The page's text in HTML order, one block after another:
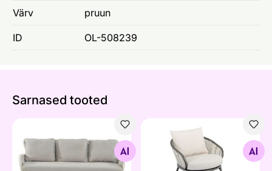
Värv pruun
ID OL-508239
Sarnased tooted
Aiadiivan Key Largo 205 cm
Otsi sarnaseid
Aiatool Pine Key
Otsi sarnaseid